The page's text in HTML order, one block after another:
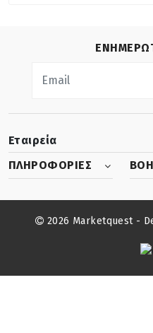
Εταιρεία
ΠΛΗΡΟΦΟΡΙΕΣ
2026 Marketquest -